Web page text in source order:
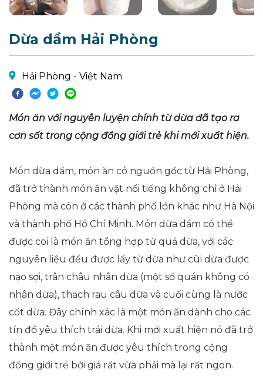
Dừa dầm Hải Phòng
Hải Phòng - Việt Nam
Món ăn với nguyên luyện chính từ dừa đã tạo ra
cơn sốt trong cộng đồng giới trẻ khi mới xuất hiện.
Món dừa dầm, món ăn có nguồn gốc từ Hải Phòng,
đã trở thành món ăn vặt nổi tiếng không chỉ ở Hải
Phòng mà còn ở các thành phố lớn khác như Hà Nội
và thành phố Hồ Chí Minh. Món dừa dầm có thể
được coi là món ăn tổng hợp từ quả dừa, với các
nguyên liệu đều được lấy từ dừa như cùi dừa được
nạo sợi, trân châu nhân dừa (một số quán không có
nhân dừa), thạch rau câu dừa và cuối cùng là nước
cốt dừa. Đây chính xác là một món ăn dành cho các
tín đồ yêu thích trái dừa. Khi mới xuất hiện nó đã trở
thành một món ăn được yêu thích trong cộng
đồng giới trẻ bởi giá rất vừa phải mà lại rất ngon.